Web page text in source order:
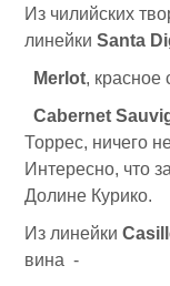
Из чилийских
линейки Santa
Merlot, красное
Cabernet
Торрес, ничего
Интересно, что
Долине Курико.
Из линейки
вина -